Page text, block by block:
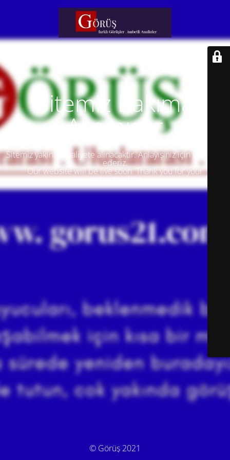
Sitemiz Bakıma
Alınmıştır
Sitemiz yakında faaliyete alınacaktır. Anlayışınız için teşekkür
ederiz.
Our website will be live soon. Thank you for your
understanding.
© Görüş 2021